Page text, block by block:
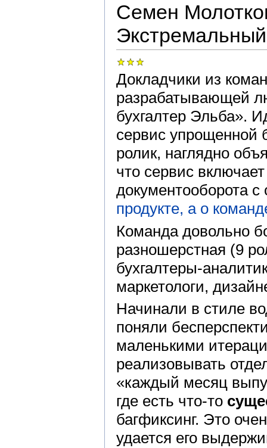
Семен
Докладчики из
разрабатывающей
бухгалтер Эльба».
сервис упрощенной
ролик, наглядно
что сервис
документооборота
продукте, а о
Команда довольно
разношерстная (9
бухгалтеры-
маркетологи,
Начинали в стиле
поняли
маленькими
реализовывать
«каждый месяц
где есть что-то
багфиксинг. Это
удается его